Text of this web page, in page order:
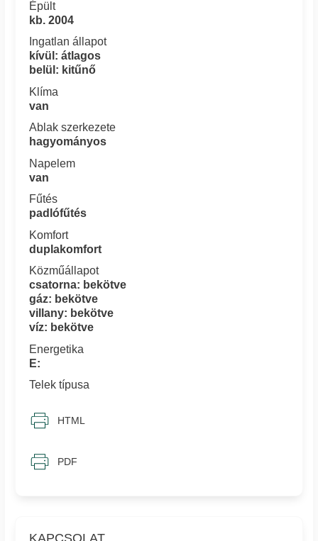
KAPCSOLAT
Épült
kb. 2004
Ingatlan állapot
kívül: átlagos
belül: kitűnő
Klíma
van
Ablak szerkezete
hagyományos
Napelem
van
Fűtés
padlófűtés
Komfort
duplakomfort
Közműállapot
csatorna: bekötve
gáz: bekötve
villany: bekötve
víz: bekötve
Energetika
E:
Telek típusa
HTML
PDF